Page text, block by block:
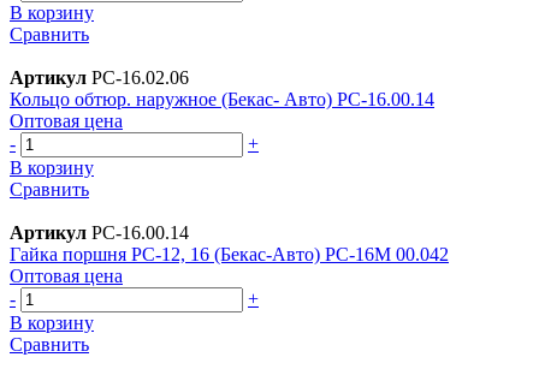
В корзину
Сравнить
Артикул РС-16.02.06
Кольцо обтюр. наружное (Бекас- Авто) РС-16.00.14
Оптовая цена
-
+
В корзину
Сравнить
Артикул РС-16.00.14
Гайка поршня РС-12, 16 (Бекас-Авто) РС-16М 00.042
Оптовая цена
-
+
В корзину
Сравнить